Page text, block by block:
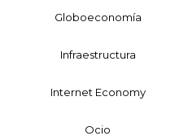
Globoeconomía
Infraestructura
Internet Economy
Ocio